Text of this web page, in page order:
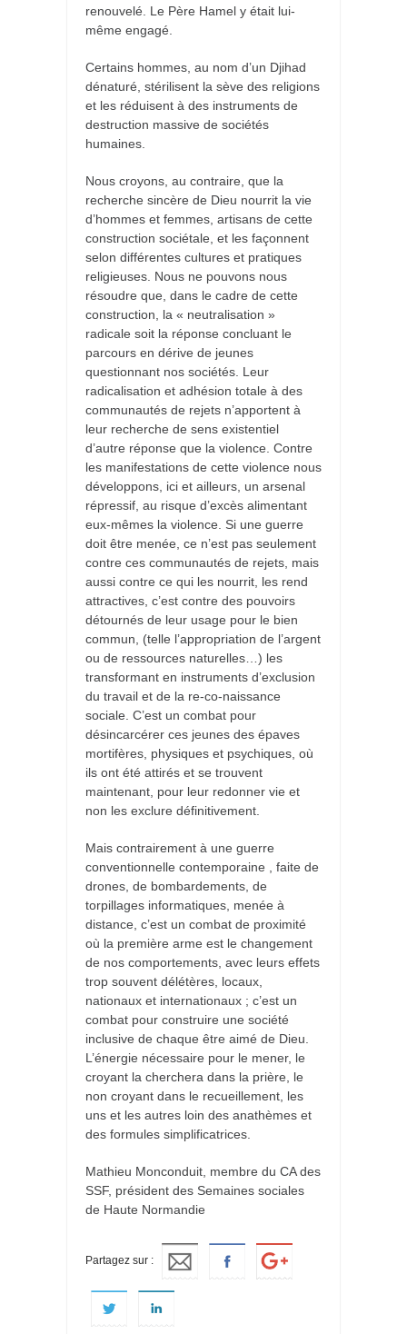
renouvelé. Le Père Hamel y était lui-
même engagé.
Certains hommes, au nom d’un Djihad
dénaturé, stérilisent la sève des religions
et les réduisent à des instruments de
destruction massive de sociétés
humaines.
Nous croyons, au contraire, que la
recherche sincère de Dieu nourrit la vie
d’hommes et femmes, artisans de cette
construction sociétale, et les façonnent
selon différentes cultures et pratiques
religieuses. Nous ne pouvons nous
résoudre que, dans le cadre de cette
construction, la « neutralisation »
radicale soit la réponse concluant le
parcours en dérive de jeunes
questionnant nos sociétés. Leur
radicalisation et adhésion totale à des
communautés de rejets n’apportent à
leur recherche de sens existentiel
d’autre réponse que la violence. Contre
les manifestations de cette violence nous
développons, ici et ailleurs, un arsenal
répressif, au risque d’excès alimentant
eux-mêmes la violence. Si une guerre
doit être menée, ce n’est pas seulement
contre ces communautés de rejets, mais
aussi contre ce qui les nourrit, les rend
attractives, c’est contre des pouvoirs
détournés de leur usage pour le bien
commun, (telle l’appropriation de l’argent
ou de ressources naturelles…) les
transformant en instruments d’exclusion
du travail et de la re-co-naissance
sociale. C’est un combat pour
désincarcérer ces jeunes des épaves
mortifères, physiques et psychiques, où
ils ont été attirés et se trouvent
maintenant, pour leur redonner vie et
non les exclure définitivement.
Mais contrairement à une guerre
conventionnelle contemporaine , faite de
drones, de bombardements, de
torpillages informatiques, menée à
distance, c’est un combat de proximité
où la première arme est le changement
de nos comportements, avec leurs effets
trop souvent délétères, locaux,
nationaux et internationaux ; c’est un
combat pour construire une société
inclusive de chaque être aimé de Dieu.
L’énergie nécessaire pour le mener, le
croyant la cherchera dans la prière, le
non croyant dans le recueillement, les
uns et les autres loin des anathèmes et
des formules simplificatrices.
Mathieu Monconduit, membre du CA des
SSF, président des Semaines sociales
de Haute Normandie
Partagez sur :